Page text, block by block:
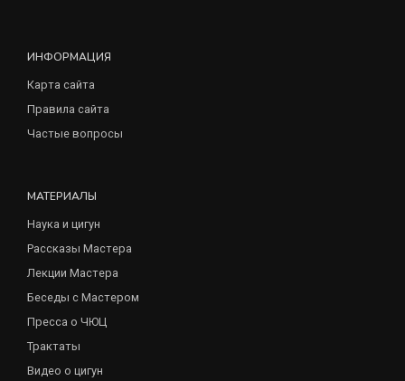
ИНФОРМАЦИЯ
Карта сайта
Правила сайта
Частые вопросы
МАТЕРИАЛЫ
Наука и цигун
Рассказы Мастера
Лекции Мастера
Беседы с Мастером
Пресса о ЧЮЦ
Трактаты
Видео о цигун